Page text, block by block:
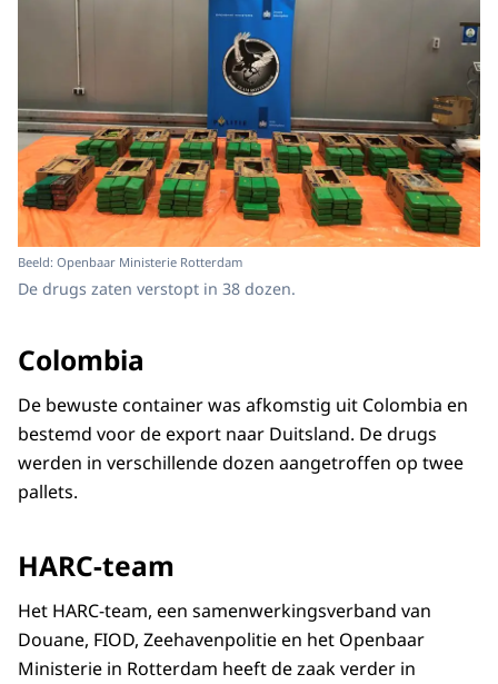
Beeld: Openbaar Ministerie Rotterdam
De drugs zaten verstopt in 38 dozen.
Colombia
De bewuste container was afkomstig uit Colombia en
bestemd voor de export naar Duitsland. De drugs
werden in verschillende dozen aangetroffen op twee
pallets.
HARC-team
Het HARC-team, een samenwerkingsverband van
Douane, FIOD, Zeehavenpolitie en het Openbaar
Ministerie in Rotterdam heeft de zaak verder in